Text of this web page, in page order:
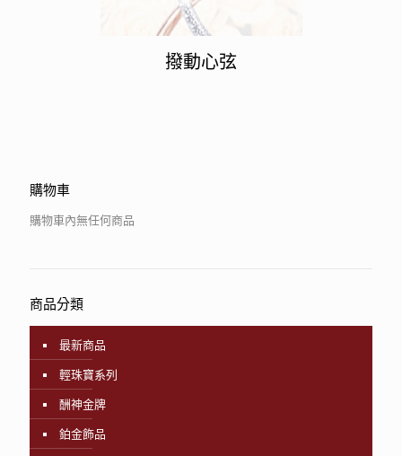
撥動心弦
購物車
購物車內無任何商品
商品分類
最新商品
輕珠寶系列
酬神金牌
鉑金飾品